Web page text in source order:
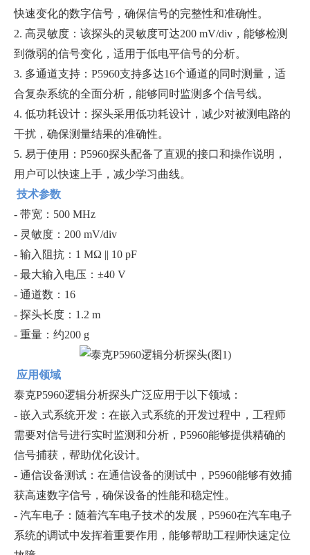
快速变化的数字信号，确保信号的完整性和准确性。
2. 高灵敏度：该探头的灵敏度可达200 mV/div，能够检测
到微弱的信号变化，适用于低电平信号的分析。
3. 多通道支持：P5960支持多达16个通道的同时测量，适
合复杂系统的全面分析，能够同时监测多个信号线。
4. 低功耗设计：探头采用低功耗设计，减少对被测电路的
干扰，确保测量结果的准确性。
5. 易于使用：P5960探头配备了直观的接口和操作说明，
用户可以快速上手，减少学习曲线。
技术参数
- 带宽：500 MHz
- 灵敏度：200 mV/div
- 输入阻抗：1 MΩ || 10 pF
- 最大输入电压：±40 V
- 通道数：16
- 探头长度：1.2 m
- 重量：约200 g
应用领域
泰克P5960逻辑分析探头广泛应用于以下领域：
- 嵌入式系统开发：在嵌入式系统的开发过程中，工程师
需要对信号进行实时监测和分析，P5960能够提供精确的
信号捕获，帮助优化设计。
- 通信设备测试：在通信设备的测试中，P5960能够有效捕
获高速数字信号，确保设备的性能和稳定性。
- 汽车电子：随着汽车电子技术的发展，P5960在汽车电子
系统的调试中发挥着重要作用，能够帮助工程师快速定位